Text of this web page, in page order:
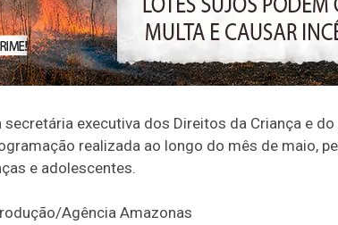
executiva dos Direitos da Criança e
realizada ao longo do mês de maio,
e adolescentes.